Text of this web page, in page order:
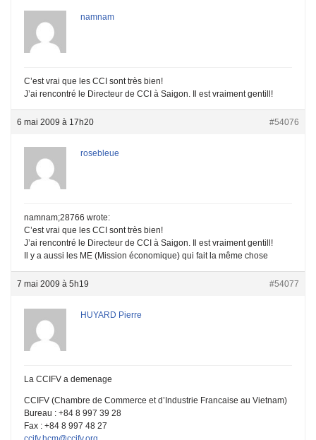
namnam
C’est vrai que les CCI sont très bien!
J’ai rencontré le Directeur de CCI à Saigon. Il est vraiment gentill!
6 mai 2009 à 17h20 #54076
rosebleue
namnam;28766 wrote:
C’est vrai que les CCI sont très bien!
J’ai rencontré le Directeur de CCI à Saigon. Il est vraiment gentill!
Il y a aussi les ME (Mission économique) qui fait la même chose
7 mai 2009 à 5h19 #54077
HUYARD Pierre
La CCIFV a demenage
CCIFV (Chambre de Commerce et d’Industrie Francaise au Vietnam)
Bureau : +84 8 997 39 28
Fax : +84 8 997 48 27